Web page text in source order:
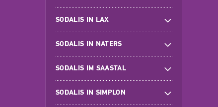
SODALIS IN LAX
SODALIS IN NATERS
SODALIS IM SAASTAL
SODALIS IN SIMPLON